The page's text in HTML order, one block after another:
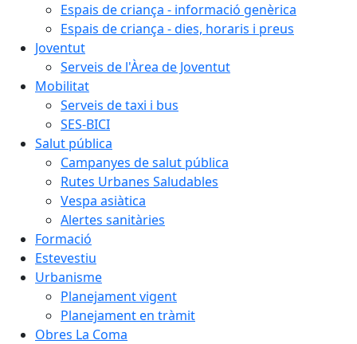
Espais de criança - informació genèrica
Espais de criança - dies, horaris i preus
Joventut
Serveis de l'Àrea de Joventut
Mobilitat
Serveis de taxi i bus
SES-BICI
Salut pública
Campanyes de salut pública
Rutes Urbanes Saludables
Vespa asiàtica
Alertes sanitàries
Formació
Estevestiu
Urbanisme
Planejament vigent
Planejament en tràmit
Obres La Coma